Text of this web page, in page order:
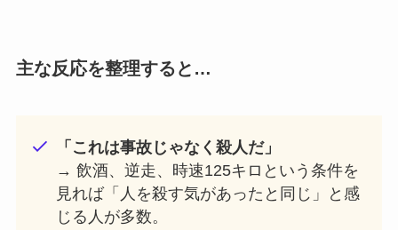
主な反応を整理すると…
「これは事故じゃなく殺人だ」
→ 飲酒、逆走、時速125キロという条件を
見れば「人を殺す気があったと同じ」と感
じる人が多数。